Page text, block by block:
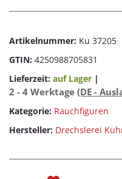
Artikelnummer: Ku 37205
GTIN: 4250988705831
Lieferzeit: auf Lager |
2 - 4 Werktage (DE -
Kategorie: Rauchfiguren
Hersteller: Drechslerei